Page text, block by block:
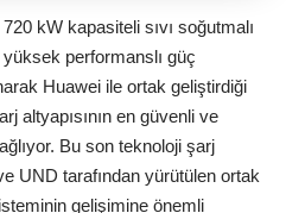
kW kapasiteli sıvı soğutmalı
performanslı güç
Huawei ile ortak geliştirdiği
altyapısının en güvenli ve
Bu son teknoloji şarj
UND tarafından yürütülen ortak
gelişimine önemli